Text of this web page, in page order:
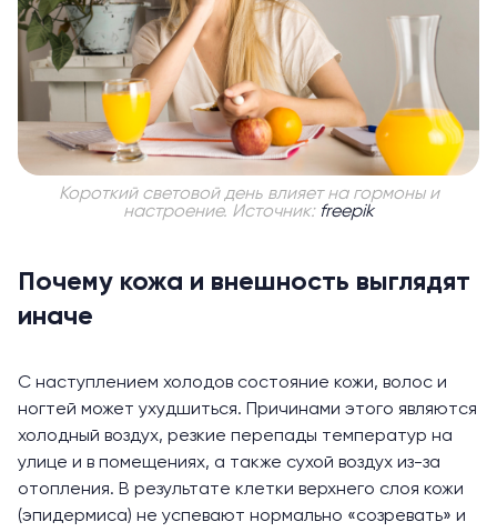
Короткий световой день влияет на гормоны и
настроение. Источник: freepik
Почему кожа и внешность выглядят
иначе
С наступлением холодов состояние кожи, волос и
ногтей может ухудшиться. Причинами этого являются
холодный воздух, резкие перепады температур на
улице и в помещениях, а также сухой воздух из-за
отопления. В результате клетки верхнего слоя кожи
(эпидермиса) не успевают нормально «созревать» и